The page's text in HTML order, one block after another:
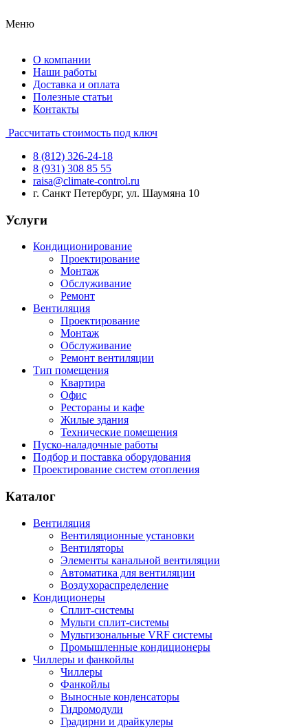
Меню
О компании
Наши работы
Доставка и оплата
Полезные статьи
Контакты
Рассчитать стоимость под ключ
8 (812) 326-24-18
8 (931) 308 85 55
raisa@climate-control.ru
г. Санкт Петербург, ул. Шаумяна 10
Услуги
Кондиционирование
Проектирование
Монтаж
Обслуживание
Ремонт
Вентиляция
Проектирование
Монтаж
Обслуживание
Ремонт вентиляции
Тип помещения
Квартира
Офис
Рестораны и кафе
Жилые здания
Технические помещения
Пуско-наладочные работы
Подбор и поставка оборудования
Проектирование систем отопления
Каталог
Вентиляция
Вентиляционные установки
Вентиляторы
Элементы канальной вентиляции
Автоматика для вентиляции
Воздухораспределение
Кондиционеры
Сплит-системы
Мульти сплит-системы
Мультизональные VRF системы
Промышленные кондиционеры
Чиллеры и фанкойлы
Чиллеры
Фанкойлы
Выносные конденсаторы
Гидромодули
Градирни и драйкулеры